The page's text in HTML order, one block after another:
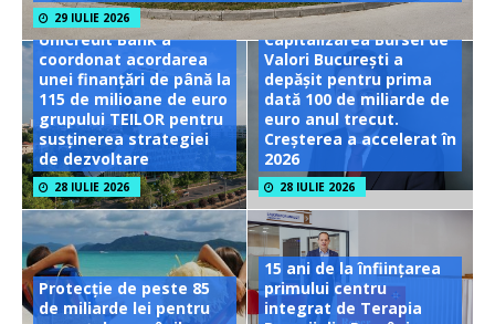
29 IULIE 2026
UniCredit Bank a
coordonat acordarea
unei finanțări de până la
115 de milioane de euro
grupului TEILOR pentru
susținerea strategiei
de dezvoltare
28 IULIE 2026
Capitalizarea Bursei de
Valori București a
depășit pentru prima
dată 100 de miliarde de
euro anul trecut.
Creșterea a accelerat în
2026
28 IULIE 2026
Protecție de peste 85
de miliarde lei pentru
15 ani de la înființarea
primului centru
integrat de Terapia